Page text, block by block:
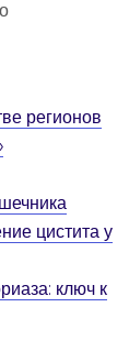
регионов
цистита у
ключ к